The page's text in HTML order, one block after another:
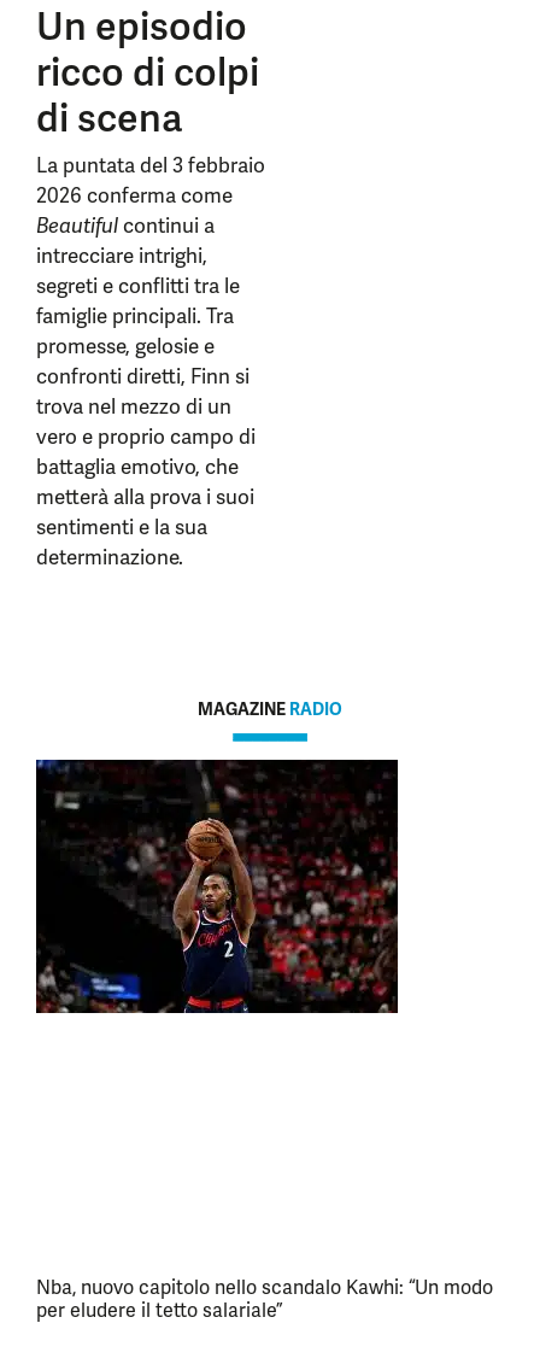
Un episodio
ricco di colpi
di scena
La puntata del 3 febbraio
2026 conferma come
Beautifulcontinui a
intrecciare intrighi,
segreti e conflitti tra le
famiglie principali. Tra
promesse, gelosie e
confronti diretti, Finn si
trova nel mezzo di un
vero e proprio campo di
battaglia emotivo, che
metterà alla prova i suoi
sentimenti e la sua
determinazione.
MAGAZINE RADIO
Nba, nuovo capitolo nello scandalo Kawhi: “Un modo
per eludere il tetto salariale”